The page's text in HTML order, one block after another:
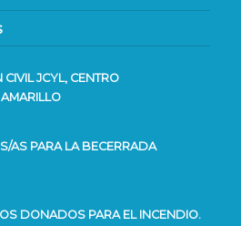
JCYL, CENTRO
AS PARA LA BECERRADA
DONADOS PARA EL INCENDIO.